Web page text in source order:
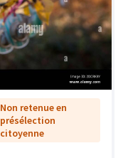
Non retenue en
présélection
citoyenne